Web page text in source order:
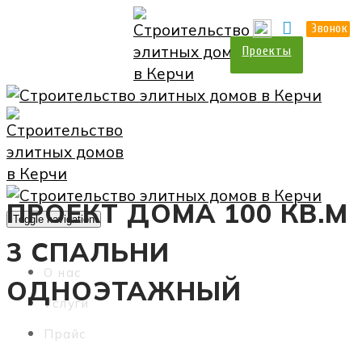
Проекты
Звонок
Toggle navigation
О нас
Услуги
Прайс
ПРОЕКТ ДОМА 100 КВ.М
3 СПАЛЬНИ
ОДНОЭТАЖНЫЙ